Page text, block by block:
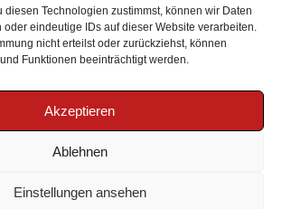
diesen Technologien zustimmst, können wir Daten
oder eindeutige IDs auf dieser Website verarbeiten.
nicht erteilst oder zurückziehst, können
Funktionen beeinträchtigt werden.
Akzeptieren
Ablehnen
Einstellungen ansehen
media.com
media.com